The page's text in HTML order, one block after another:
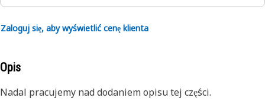
Zaloguj się, aby wyświetlić cenę klienta
Opis
Nadal pracujemy nad dodaniem opisu tej części.